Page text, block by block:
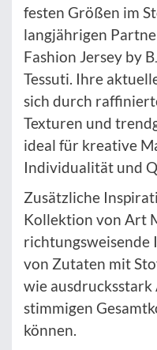
festen Größen im
langjährigen
Fashion Jersey by
Tessuti. Ihre
sich durch
Texturen und
ideal für kreative
Individualität und
Zusätzliche
Kollektion von Art
richtungsweisende
von Zutaten mit
wie ausdrucksstark
stimmigen
können.